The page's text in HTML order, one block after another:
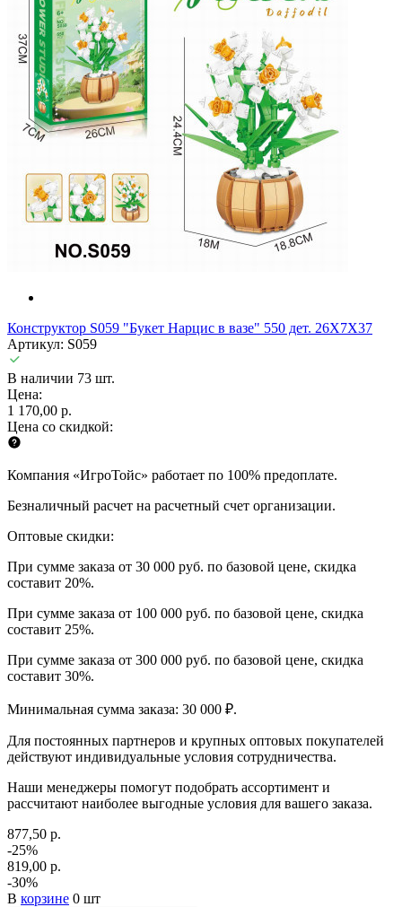
Конструктор S059 "Букет Нарцис в вазе" 550 дет. 26X7X37
Артикул: S059
В наличии 73 шт.
Цена:
1 170,00 р.
Цена со скидкой:
Компания «ИгроТойс» работает по 100% предоплате.
Безналичный расчет на расчетный счет организации.
Оптовые скидки:
При сумме заказа от 30 000 руб. по базовой цене, скидка
составит 20%.
При сумме заказа от 100 000 руб. по базовой цене, скидка
составит 25%.
При сумме заказа от 300 000 руб. по базовой цене, скидка
составит 30%.
Минимальная сумма заказа: 30 000 ₽.
Для постоянных партнеров и крупных оптовых покупателей
действуют индивидуальные условия сотрудничества.
Наши менеджеры помогут подобрать ассортимент и
рассчитают наиболее выгодные условия для вашего заказа.
877,50 р.
-25%
819,00 р.
-30%
В корзине 0 шт